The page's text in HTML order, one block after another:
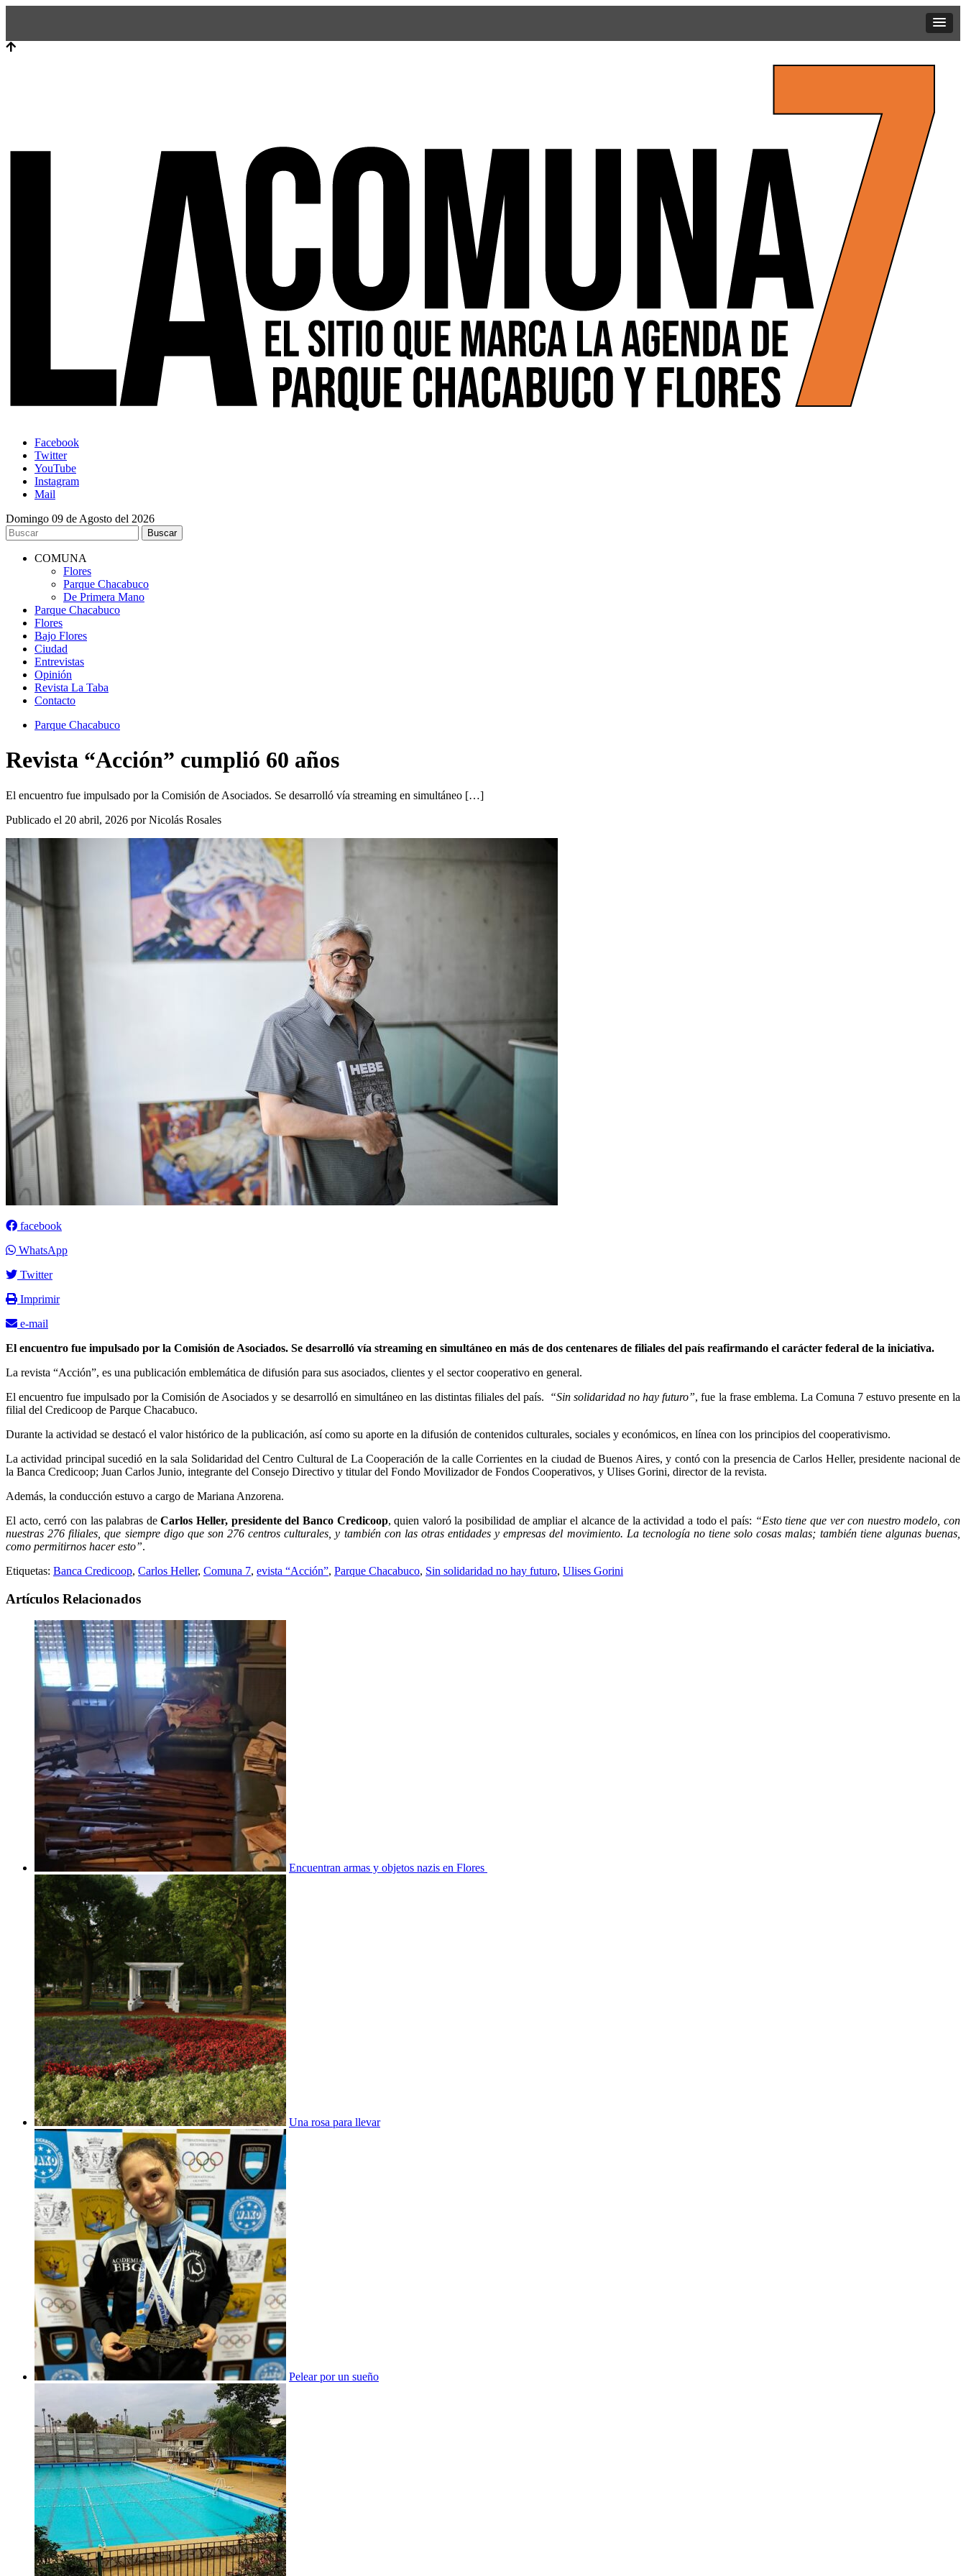
Facebook
Twitter
YouTube
Instagram
Mail
Domingo 09 de Agosto del 2026
COMUNA
Flores
Parque Chacabuco
De Primera Mano
Parque Chacabuco
Flores
Bajo Flores
Ciudad
Entrevistas
Opinión
Revista La Taba
Contacto
Parque Chacabuco
Revista “Acción” cumplió 60 años
El encuentro fue impulsado por la Comisión de Asociados. Se desarrolló vía streaming en simultáneo […]
Publicado el 20 abril, 2026 por Nicolás Rosales
facebook
WhatsApp
Twitter
Imprimir
e-mail
El encuentro fue impulsado por la Comisión de Asociados. Se desarrolló vía streaming en simultáneo en más de dos centenares de filiales del país reafirmando el carácter federal de la iniciativa.
La revista “Acción”, es una publicación emblemática de difusión para sus asociados, clientes y el sector cooperativo en general.
El encuentro fue impulsado por la Comisión de Asociados y se desarrolló en simultáneo en las distintas filiales del país.
“Sin solidaridad no hay futuro”, fue la frase emblema. La Comuna 7 estuvo presente en la
filial del Credicoop de Parque Chacabuco.
Durante la actividad se destacó el valor histórico de la publicación, así como su aporte en la difusión de contenidos culturales, sociales y económicos, en línea con los principios del cooperativismo.
La actividad principal sucedió en la sala Solidaridad del Centro Cultural de La Cooperación de la calle Corrientes en la ciudad de Buenos Aires, y contó con la presencia de Carlos Heller, presidente nacional de
la Banca Credicoop; Juan Carlos Junio, integrante del Consejo Directivo y titular del Fondo Movilizador de Fondos Cooperativos, y Ulises Gorini, director de la revista.
Además, la conducción estuvo a cargo de Mariana Anzorena.
El acto, cerró con las palabras deCarlos Heller, presidente del Banco Credicoop, quien valoró la posibilidad de ampliar el alcance de la actividad a todo el país: “Esto tiene que ver con nuestro modelo, con
nuestras 276 filiales, que siempre digo que son 276 centros culturales, y también con las otras entidades y empresas del movimiento. La tecnología no tiene solo cosas malas; también tiene algunas buenas,
como permitirnos hacer esto”.
Etiquetas: Banca Credicoop, Carlos Heller, Comuna 7, evista “Acción”, Parque Chacabuco, Sin solidaridad no hay futuro, Ulises Gorini
Artículos Relacionados
Encuentran armas y objetos nazis en Flores
Una rosa para llevar
Pelear por un sueño